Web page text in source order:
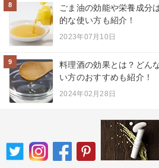
8
ごま油の効能や栄養成分
的な使い方も紹介！
2023年07月10日
9
料理酒の効果とは？どん
い方のおすすめも紹介！
2024年02月28日